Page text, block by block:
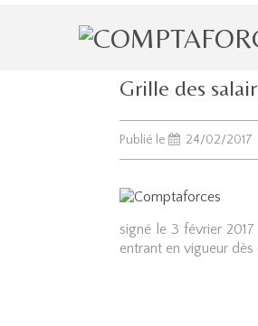
Grille des
Publié le 24/02/2017
signé le 3 février
entrant en vigueur dès